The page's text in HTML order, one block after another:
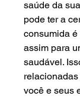
saúde da
pode ter a
consumida
assim para
saudável.
você e seus